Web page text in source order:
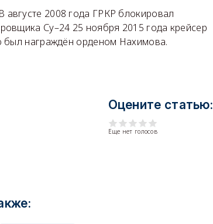
2008 года ГРКР блокировал
Су–24 25 ноября 2015 года крейсер
был награждён орденом Нахимова.
Оцените статью:
Еще нет голосов